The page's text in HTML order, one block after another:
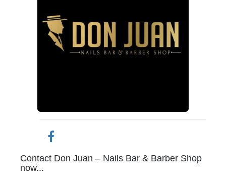
Contact Don Juan – Nails Bar & Barber Shop
now...